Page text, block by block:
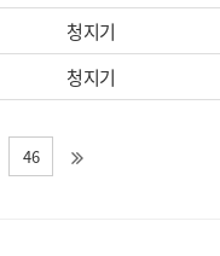
청지기
청지기
46